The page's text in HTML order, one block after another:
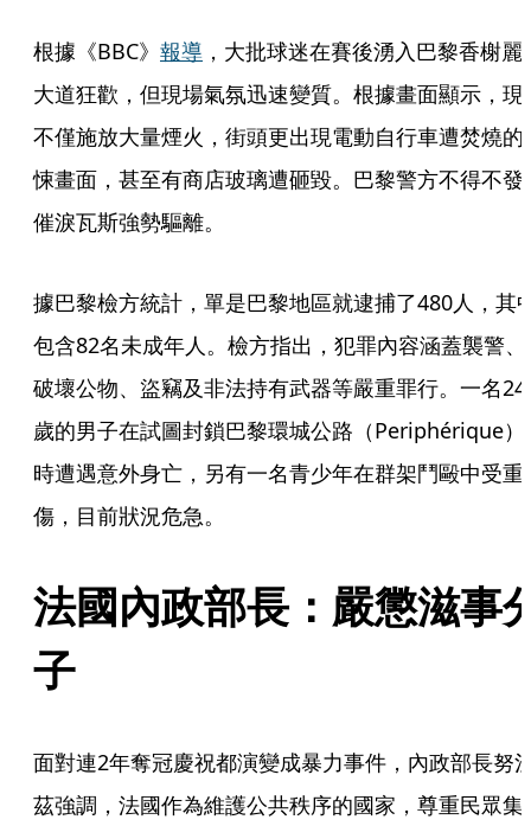
根據《BBC》 報導 ，大批球迷在賽後湧入巴黎香榭麗
大道狂歡，但現場氣氛迅速變質。根據畫面顯示，現
不僅施放大量煙火，街頭更出現電動自行車遭焚燒的
悚畫面，甚至有商店玻璃遭砸毀。巴黎警方不得不發
催淚瓦斯強勢驅離。
據巴黎檢方統計，單是巴黎地區就逮捕了480人，其
包含82名未成年人。檢方指出，犯罪內容涵蓋襲警、
破壞公物、盜竊及非法持有武器等嚴重罪行。一名24
歲的男子在試圖封鎖巴黎環城公路（Periphérique）
時遭遇意外身亡，另有一名青少年在群架鬥毆中受重
傷，目前狀況危急。
法國內政部長：嚴懲滋事
子
面對連2年奪冠慶祝都演變成暴力事件，內政部長努
茲強調，法國作為維護公共秩序的國家，尊重民眾集